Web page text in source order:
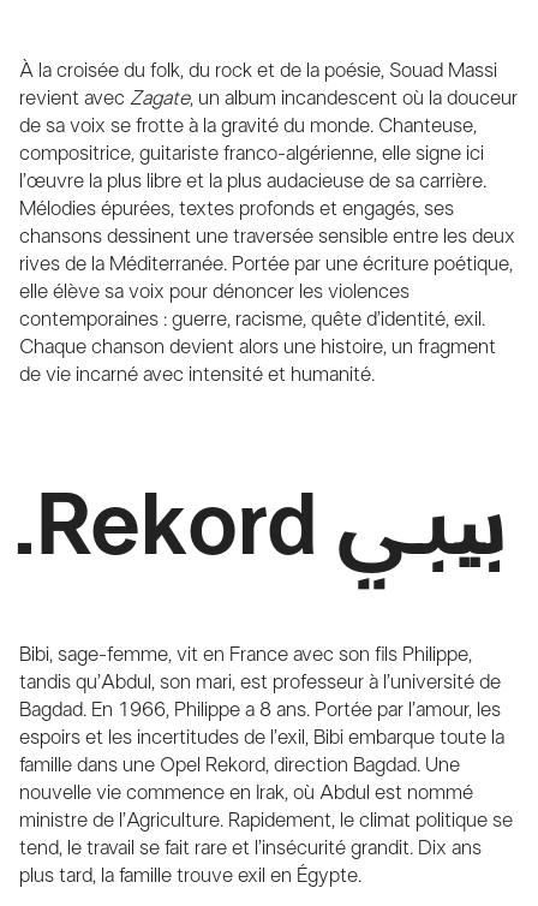
À la croisée du folk, du rock et de la poésie, Souad Massi
revient avec Zagate, un album incandescent où la douceur
de sa voix se frotte à la gravité du monde. Chanteuse,
compositrice, guitariste franco-algérienne, elle signe ici
l’œuvre la plus libre et la plus audacieuse de sa carrière.
Mélodies épurées, textes profonds et engagés, ses
chansons dessinent une traversée sensible entre les deux
rives de la Méditerranée. Portée par une écriture poétique,
elle élève sa voix pour dénoncer les violences
contemporaines : guerre, racisme, quête d’identité, exil.
Chaque chanson devient alors une histoire, un fragment
de vie incarné avec intensité et humanité.
.Rekord بیبي
Bibi, sage-femme, vit en France avec son fils Philippe,
tandis qu’Abdul, son mari, est professeur à l’université de
Bagdad. En 1966, Philippe a 8 ans. Portée par l’amour, les
espoirs et les incertitudes de l’exil, Bibi embarque toute la
famille dans une Opel Rekord, direction Bagdad. Une
nouvelle vie commence en Irak, où Abdul est nommé
ministre de l’Agriculture. Rapidement, le climat politique se
tend, le travail se fait rare et l’insécurité grandit. Dix ans
plus tard, la famille trouve exil en Égypte.